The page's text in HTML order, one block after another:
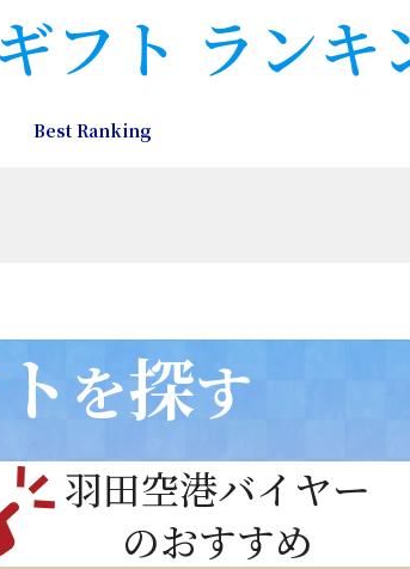
フト ランキ
Best Ranking
を探す
羽田空港バイヤー
のおすすめ